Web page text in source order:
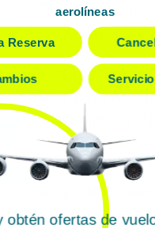
baratos de
Airlines a
LifeMiles
Cómo
Canjear y
Tus Millas
¿Cómo
check-in
aerolíneas
Reserva
obtén ofertas de